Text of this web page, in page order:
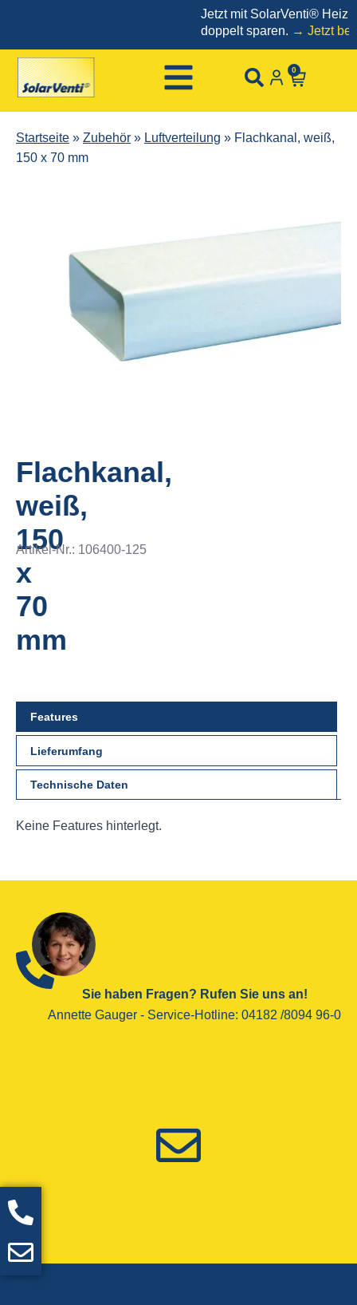
Jetzt mit SolarVenti®
doppelt sparen.→ Jetzt
0
Startseite » Zubehör » Luftverteilung » Flachkanal, weiß,
150 x 70 mm
Flachkanal,
weiß,
150
x
70
mm
Artikel-Nr.: 106400-125
Features
Lieferumfang
Technische Daten
Keine Features hinterlegt.
Sie haben Fragen? Rufen Sie uns an!
Annette Gauger - ­Service-Hotline­: 04182 /8094 96-0